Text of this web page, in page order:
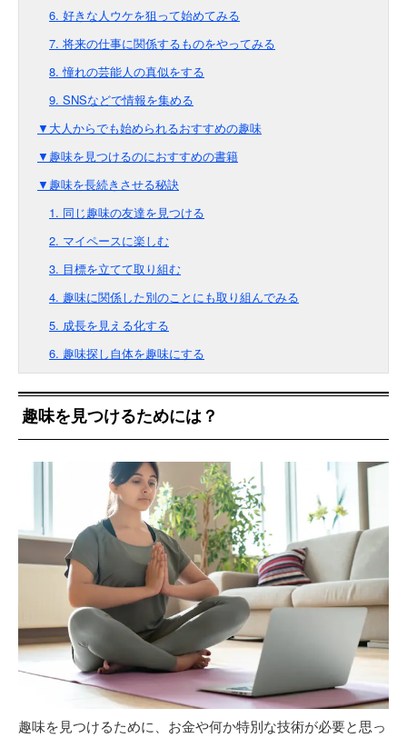
6. 好きな人ウケを狙って始めてみる
7. 将来の仕事に関係するものをやってみる
8. 憧れの芸能人の真似をする
9. SNSなどで情報を集める
▼大人からでも始められるおすすめの趣味
▼趣味を見つけるのにおすすめの書籍
▼趣味を長続きさせる秘訣
1. 同じ趣味の友達を見つける
2. マイペースに楽しむ
3. 目標を立てて取り組む
4. 趣味に関係した別のことにも取り組んでみる
5. 成長を見える化する
6. 趣味探し自体を趣味にする
趣味を見つけるためには？
趣味を見つけるために、お金や何か特別な技術が必要と思っ